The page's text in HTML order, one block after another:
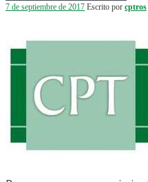
7 de septiembre de 2017 Escrito por cptros